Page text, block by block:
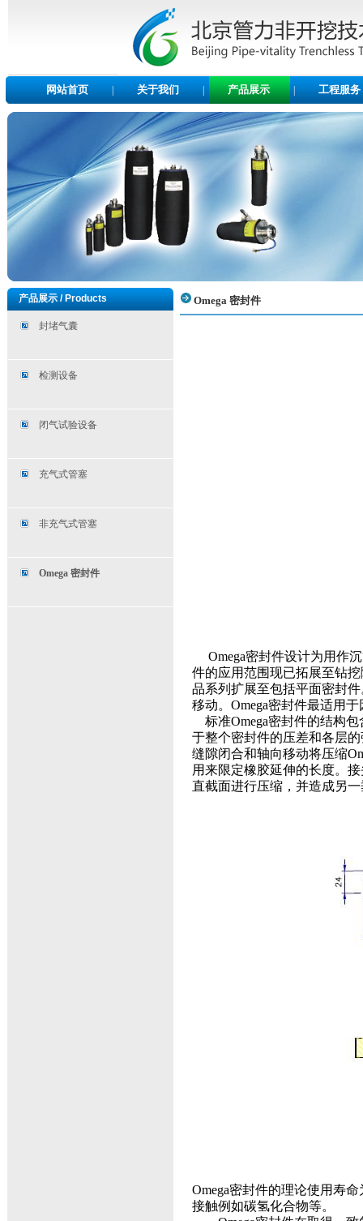
网站首页 关于我们 产品展示 工程服务
产品展示 / Products
封堵气囊
检测设备
闭气试验设备
充气式管塞
非充气式管塞
Omega 密封件
Omega 密封件
Omega密封件设计为用作
件的应用范围现已拓展至钻
品系列扩展至包括平面密封
移动。Omega密封件最适用
标准Omega密封件的结构包
于整个密封件的压差和各层
缝隙闭合和轴向移动将压缩
用来限定橡胶延伸的长度。
直截面进行压缩，并造成另
Omega密封件的理论使用寿
接触例如碳氢化合物等。